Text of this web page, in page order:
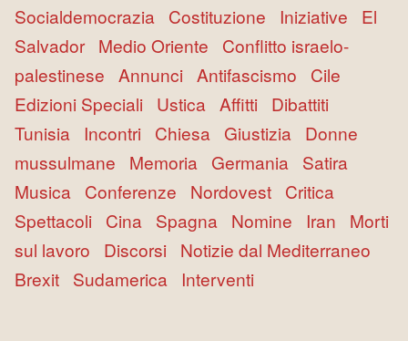
Socialdemocrazia Costituzione Iniziative El
Salvador Medio Oriente Conflitto israelo-
palestinese Annunci Antifascismo Cile
Edizioni Speciali Ustica Affitti Dibattiti
Tunisia Incontri Chiesa Giustizia Donne
mussulmane Memoria Germania Satira
Musica Conferenze Nordovest Critica
Spettacoli Cina Spagna Nomine Iran Morti
sul lavoro Discorsi Notizie dal Mediterraneo
Brexit Sudamerica Interventi